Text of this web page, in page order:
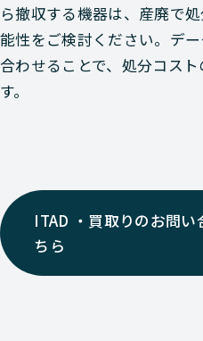
ら撤収する機器は、産廃で
能性をご検討ください。デ
合わせることで、処分コス
す。
ITAD ・買取りのお問い
ちら